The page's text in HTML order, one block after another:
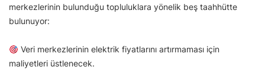
merkezlerinin bulunduğu topluluklara yönelik beş taahhütte
bulunuyor:
Veri merkezlerinin elektrik fiyatlarını artırmaması için
maliyetleri üstlenecek.